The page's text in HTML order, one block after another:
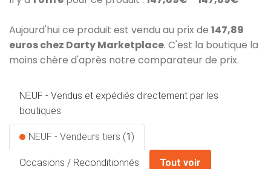
Aujourd'hui ce produit est vendu au prix de 147,89
euros chez Darty Marketplace. C'est la boutique la
moins chère d'après notre comparateur de prix.
NEUF - Vendus et expédiés directement par les
boutiques
NEUF - Vendeurs tiers (1)
Occasions / Reconditionnés
Tout voir